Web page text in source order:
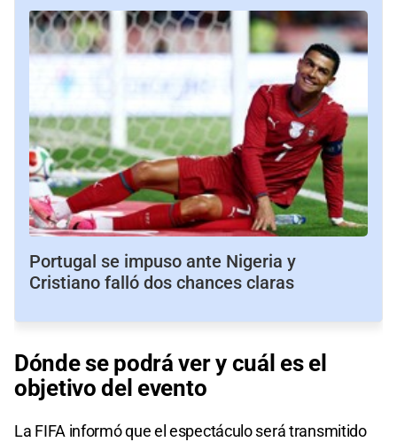
Portugal se impuso ante Nigeria y
Cristiano falló dos chances claras
Dónde se podrá ver y cuál es el
objetivo del evento
La FIFA informó que el espectáculo será transmitido